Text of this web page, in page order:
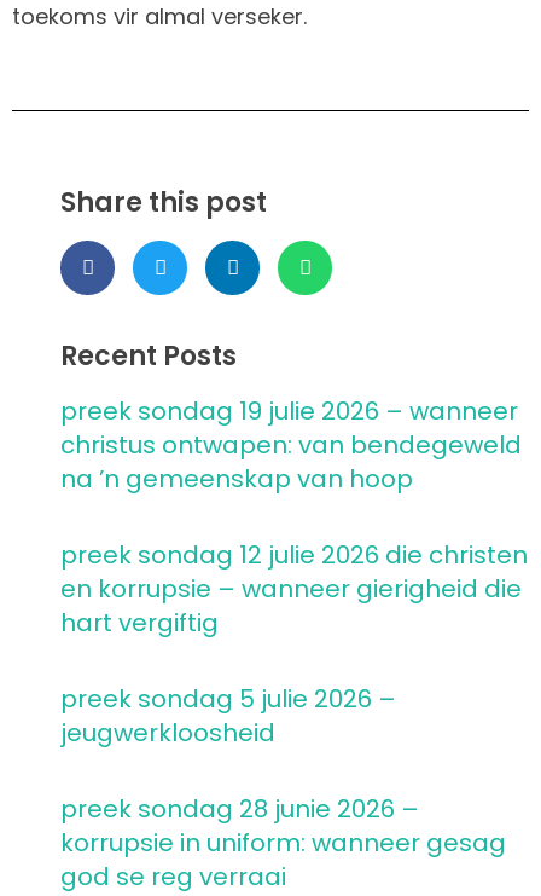
toekoms vir almal verseker.
Share this post
Recent Posts
preek sondag 19 julie 2026 – wanneer
christus ontwapen: van bendegeweld
na ’n gemeenskap van hoop
preek sondag 12 julie 2026 die christen
en korrupsie – wanneer gierigheid die
hart vergiftig
preek sondag 5 julie 2026 –
jeugwerkloosheid
preek sondag 28 junie 2026 –
korrupsie in uniform: wanneer gesag
god se reg verraai